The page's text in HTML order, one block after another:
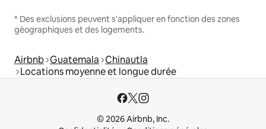
* Des exclusions peuvent s'appliquer en fonction des zones
géographiques et des logements.
Airbnb Guatemala Chinautla
Locations moyenne et longue durée
© 2026 Airbnb, Inc.